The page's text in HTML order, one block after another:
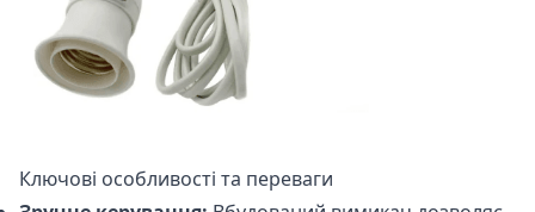
Ключові особливості та переваги